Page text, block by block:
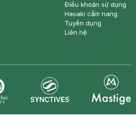
Điều khoản sử dụng
Hasaki cẩm nang
Tuyển dụng
Liên hệ